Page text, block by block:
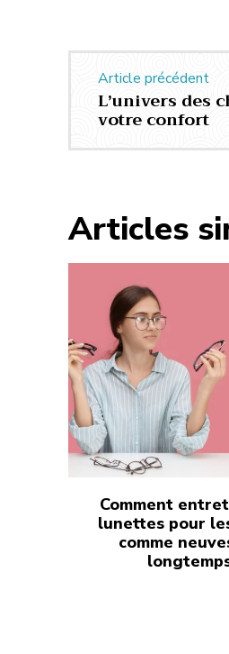
Article précédent
L’univers des
votre confort
Articles
Comment
lunettes pour
comme